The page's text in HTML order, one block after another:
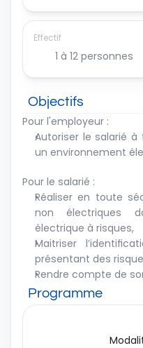
Effectif
1 à 12 personnes
Objectifs
Pour l'employeur :
Autoriser le salarié
un environnement
Pour le salarié :
Réaliser en toute
non électriques
électrique à risques,
Maitriser
présentant des
Rendre compte de
Programme